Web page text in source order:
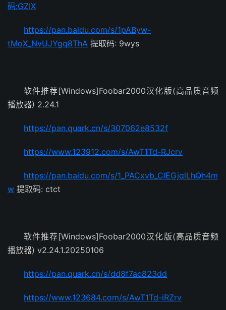
码:GZIX
https://pan.baidu.com/s/1pAByw-
tMoX_NvUJYgq8ThA 提取码: 9wys
软件推荐[Windows]Foobar2000汉化版(高品质音频
播放器) 2.24.1
https://pan.quark.cn/s/307062e8532f
https://www.123912.com/s/AwT1Td-RJcrv
https://pan.baidu.com/s/1_PACxvb_ClEGjqlLhQh4m
w 提取码: ctct
软件推荐[Windows]Foobar2000汉化版(高品质音频
播放器) v2.24.1.20250106
https://pan.quark.cn/s/dd8f7ac823dd
https://www.123684.com/s/AwT1Td-iRZrv